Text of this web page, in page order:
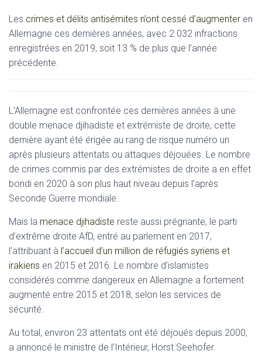
Les crimes et délits antisémites n’ont cessé d’augmenter en
Allemagne ces dernières années, avec 2 032 infractions
enregistrées en 2019, soit 13 % de plus que l’année
précédente.
L’Allemagne est confrontée ces dernières années à une
double menace djihadiste et extrémiste de droite, cette
dernière ayant été érigée au rang de risque numéro un
après plusieurs attentats ou attaques déjouées. Le nombre
de crimes commis par des extrémistes de droite a en effet
bondi en 2020 à son plus haut niveau depuis l’après
Seconde Guerre mondiale.
Mais la menace djihadiste reste aussi prégnante, le parti
d’extrême droite AfD, entré au parlement en 2017,
l’attribuant à l’accueil d’un million de réfugiés syriens et
irakiens en 2015 et 2016. Le nombre d’islamistes
considérés comme dangereux en Allemagne a fortement
augmenté entre 2015 et 2018, selon les services de
sécurité.
Au total, environ 23 attentats ont été déjoués depuis 2000,
a annoncé le ministre de l’Intérieur, Horst Seehofer.